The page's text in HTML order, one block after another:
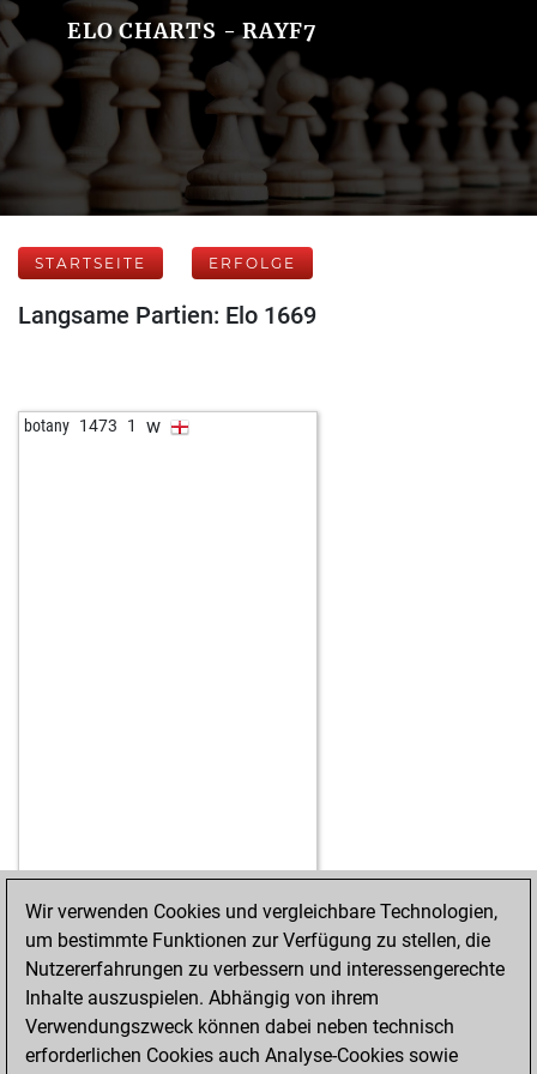
ELO CHARTS - RAYF7
STARTSEITE ERFOLGE
Langsame Partien: Elo 1669
botany 1473 1 w
STARTSEITE ERFOLGE
Wir verwenden Cookies und vergleichbare Technologien,
um bestimmte Funktionen zur Verfügung zu stellen, die
Nutzererfahrungen zu verbessern und interessengerechte
Inhalte auszuspielen. Abhängig von ihrem
Verwendungszweck können dabei neben technisch
erforderlichen Cookies auch Analyse-Cookies sowie